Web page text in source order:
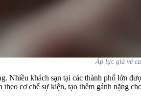
Áp lực giá vé
Nhiều khách sạn tại các thành phố lớn
cơ chế sự kiện, tạo thêm gánh nặng